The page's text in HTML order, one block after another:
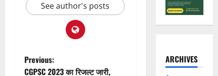
See author's posts
P
Previous:
CGPSC 2023 का रिजल्ट जारी,
ARCHIVES